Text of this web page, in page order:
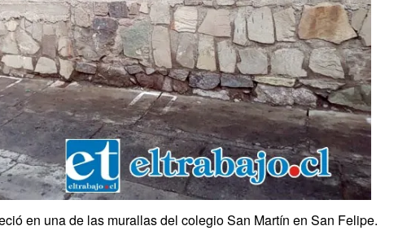
en una de las murallas del colegio San Martín en San Felipe.